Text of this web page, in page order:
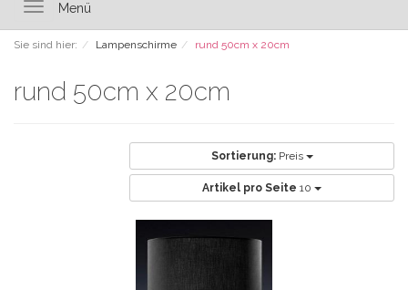
ToggleMenü
Sie sind hier: Lampenschirme rund 50cm x 20cm
rund 50cm x 20cm
Sortierung: Preis
Artikel pro Seite 10